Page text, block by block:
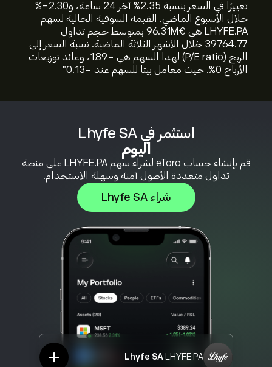
استثمر في Lhyfe SA
اليوم
قم بإنشاء حساب eToro لشراء سهم LHYFE.PA على منصة
تداول متعددة الأصول آمنة وسهلة الاستخدام.
شراء Lhyfe SA
Lhyfe SA LHYFE.PA
تغييرًا في السعر بنسبة ‎2.35‎% آخر 24 ساعة، و‎-2.30‎%
خلال الأسبوع الماضي. القيمة السوقية الحالية لسهم
LHYFE.PA هي 96.31M‎€‎ بمتوسط حجم تداول
39764.77 خلال الأشهر الثلاثة الماضية. نسبة السعر إلى
الربح (P/E ratio) لهذا السهم هي -1.89، وعائد توزيعات
الأرباح 0%. حيث معامل بيتا للسهم عند -0.13"